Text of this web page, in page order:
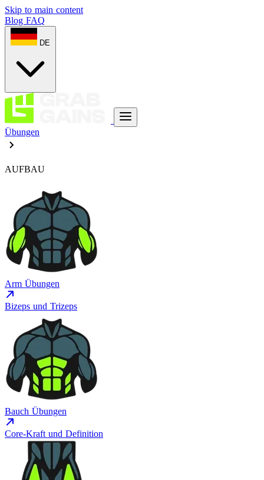
Skip to main content
Blog FAQ
DE
Übungen
AUFBAU
Arm Übungen
Bizeps und Trizeps
Bauch Übungen
Core-Kraft und Definition